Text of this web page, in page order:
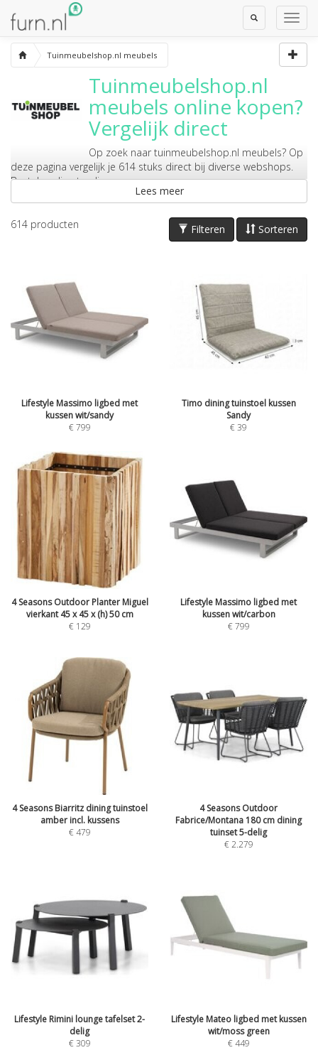
Toggle
Search
Tuinmeubelshop.nl meubels
Tuinmeubelshop.nl
meubels online kopen?
Vergelijk direct
Op zoek naar tuinmeubelshop.nl meubels? Op
deze pagina vergelijk je 614 stuks direct bij diverse webshops.
Bestel er direct online.
Lees meer
Sorteren
Filteren
614 producten
Lifestyle Massimo ligbed met
kussen wit/sandy
€799
Timo dining tuinstoel kussen
Sandy
€39
4 Seasons Outdoor Planter Miguel
vierkant 45 x 45 x (h) 50 cm
€ 129
Lifestyle Massimo ligbed met
kussen wit/carbon
€799
4 Seasons Biarritz dining tuinstoel
amber incl. kussens
€479
4 Seasons Outdoor
Fabrice/Montana 180 cm dining
tuinset 5-delig
€2.279
Lifestyle Rimini lounge tafelset 2-
delig
€309
Lifestyle Mateo ligbed met kussen
wit/moss green
€449